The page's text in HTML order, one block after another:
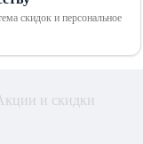
скидок и персональное